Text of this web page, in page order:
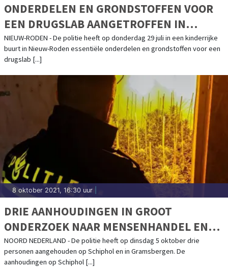
ONDERDELEN EN GRONDSTOFFEN VOOR
EEN DRUGSLAB AANGETROFFEN IN
NIEUW-RODEN (UPDATE 18 OKTOBER)
NIEUW-RODEN - De politie heeft op donderdag 29 juli in een kinderrijke
buurt in Nieuw-Roden essentiële onderdelen en grondstoffen voor een
drugslab [...]
8 oktober 2021, 16:30 uur
DRIE AANHOUDINGEN IN GROOT
ONDERZOEK NAAR MENSENHANDEL EN
HENNEPTEELT
NOORD NEDERLAND - De politie heeft op dinsdag 5 oktober drie
personen aangehouden op Schiphol en in Gramsbergen. De
aanhoudingen op Schiphol [...]